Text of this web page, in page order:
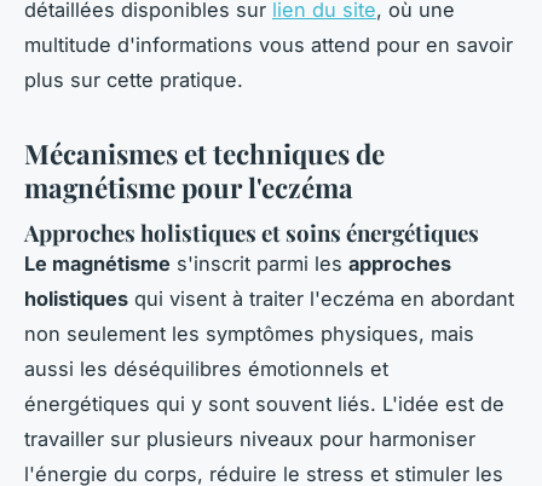
détaillées disponibles sur lien du site, où une
multitude d'informations vous attend pour en savoir
plus sur cette pratique.
Mécanismes et techniques de
magnétisme pour l'eczéma
Approches holistiques et soins énergétiques
Le magnétisme s'inscrit parmi les approches
holistiques qui visent à traiter l'eczéma en abordant
non seulement les symptômes physiques, mais
aussi les déséquilibres émotionnels et
énergétiques qui y sont souvent liés. L'idée est de
travailler sur plusieurs niveaux pour harmoniser
l'énergie du corps, réduire le stress et stimuler les